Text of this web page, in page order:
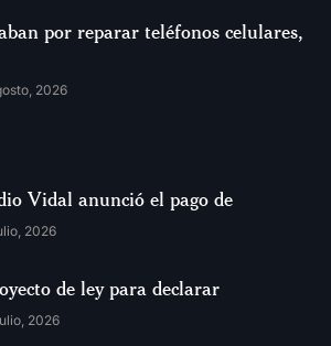
por reparar teléfonos celulares,
2026
Vidal anunció el pago de
2026
de ley para declarar
2026